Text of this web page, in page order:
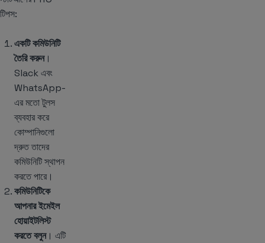
টিপস:
একটি কমিউনিটি
তৈরি করুন।
Slack এবং
WhatsApp-
এর মতো টুলস
ব্যবহার করে
কোম্পানিগুলো
দ্রুত তাদের
কমিউনিটি স্থাপন
করতে পারে।
কমিউনিটিকে
আপনার ইমেইল
হোয়াইটলিস্ট
করতে বলুন। এটি